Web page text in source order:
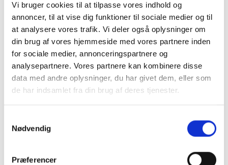
Vi bruger cookies til at tilpasse vores indhold og
annoncer, til at vise dig funktioner til sociale medier og til
at analysere vores trafik. Vi deler også oplysninger om
din brug af vores hjemmeside med vores partnere inden
for sociale medier, annonceringspartnere og
analysepartnere. Vores partnere kan kombinere disse
data med andre oplysninger, du har givet dem, eller som
de har indsamlet fra din brug af deres tjenester.
Nødvendig
Præferencer
Læs mere om projektetherog her
Lone Gaedt er siden arbejdet med Vær Tryg-
projektet skiftet til Teknologisk Instituts Center
for Robotteknologi, hvor hun også arbejder med
velfærdsteknologi. Blandt andet har hun
introduceret sælrobotten Paro til Danmark.